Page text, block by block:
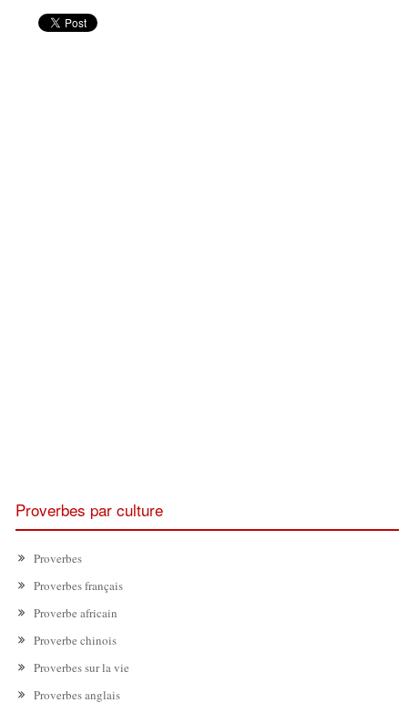
Proverbes par culture
Proverbes
Proverbes français
Proverbe africain
Proverbe chinois
Proverbes sur la vie
Proverbes anglais